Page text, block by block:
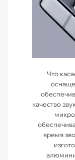
Что
качество
время